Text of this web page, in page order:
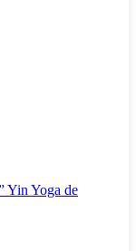
Yin Yoga de